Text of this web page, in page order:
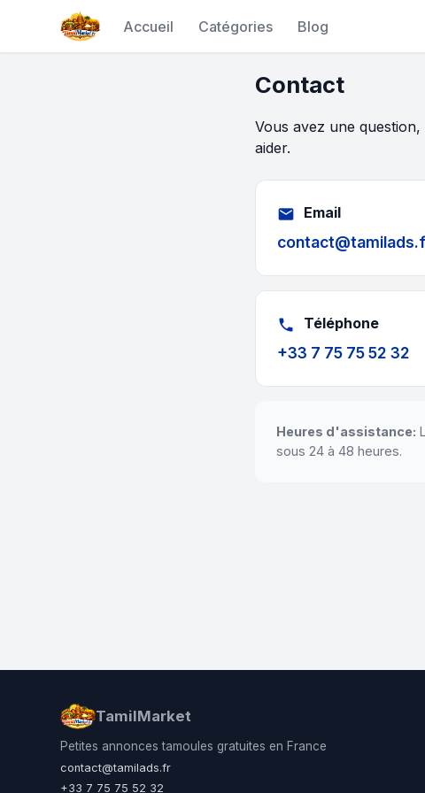
Accueil Catégories Blog
Contact
Vous avez une
aider.
email Email
phone Téléphone
+33 7 75 75 52 32
Heures d'assistance:
sous 24 à 48 heures.
TamilMarket
Petites annonces tamoules gratuites en France
contact@tamilads.fr
+33 7 75 75 52 32